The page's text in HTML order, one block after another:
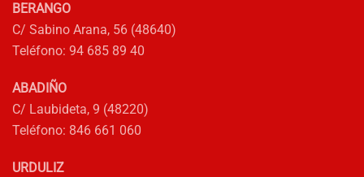
BERANGO
C/ Sabino Arana, 56 (48640)
Teléfono: 94 685 89 40
ABADIÑO
C/ Laubideta, 9 (48220)
Teléfono: 846 661 060
URDULIZ